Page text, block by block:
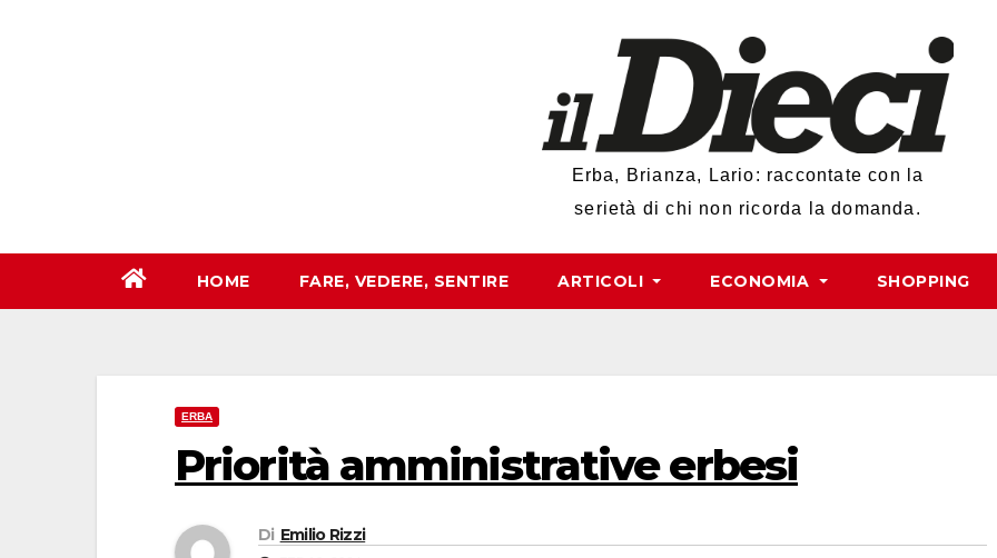
Erba, Brianza, Lario: raccontate con la
serietà di chi non ricorda la domanda.
HOME FARE, VEDERE, SENTIRE ARTICOLI ECONOMIA SHOPPING
ERBA
Priorità amministrative erbesi
Di Emilio Rizzi